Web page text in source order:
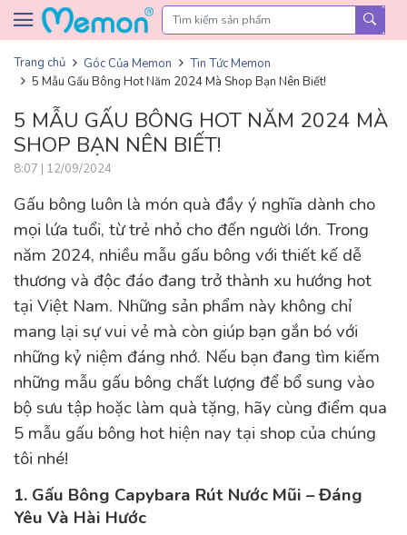
Skip to content
Trang chủ Góc Của Memon
Tin Tức Memon
5 Mẫu Gấu Bông Hot Năm 2024 Mà Shop Bạn Nên Biết!
5 MẪU GẤU BÔNG HOT NĂM 2024 MÀ
SHOP BẠN NÊN BIẾT!
8:07 | 12/09/2024
Gấu bông luôn là món quà đầy ý nghĩa dành cho
mọi lứa tuổi, từ trẻ nhỏ cho đến người lớn. Trong
năm 2024, nhiều mẫu gấu bông với thiết kế dễ
thương và độc đáo đang trở thành xu hướng hot
tại Việt Nam. Những sản phẩm này không chỉ
mang lại sự vui vẻ mà còn giúp bạn gắn bó với
những kỷ niệm đáng nhớ. Nếu bạn đang tìm kiếm
những mẫu gấu bông chất lượng để bổ sung vào
bộ sưu tập hoặc làm quà tặng, hãy cùng điểm qua
5 mẫu gấu bông hot hiện nay tại shop của chúng
tôi nhé!
1. Gấu Bông Capybara Rút Nước Mũi – Đáng
Yêu Và Hài Hước